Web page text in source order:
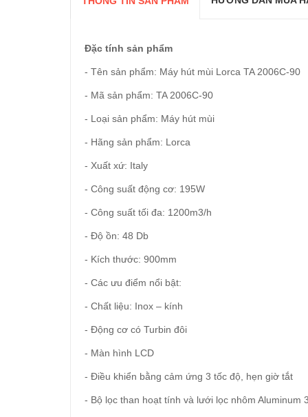
Đặc tính sản phẩm
- Tên sản phẩm: Máy hút mùi Lorca TA 2006C-90
- Mã sản phẩm: TA 2006C-90
- Loại sản phẩm: Máy hút mùi
- Hãng sản phẩm: Lorca
- Xuất xứ: Italy
- Công suất động cơ: 195W
- Công suất tối đa: 1200m3/h
- Độ ồn: 48 Db
- Kích thước: 900mm
- Các ưu điểm nổi bật:
- Chất liệu: Inox – kính
- Động cơ có Turbin đôi
- Màn hình LCD
- Điều khiển bằng cảm ứng 3 tốc độ, hẹn giờ tắt
- Bộ lọc than hoạt tính và lưới lọc nhôm Aluminum